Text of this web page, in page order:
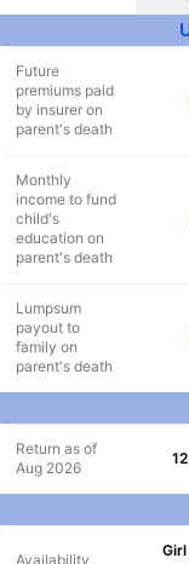
Future
premiums paid
by insurer on
parent's death
Monthly
income to fund
child's
education on
parent's death
Lumpsum
payout to
family on
parent's death
Return as of
Aug 2026
Availability